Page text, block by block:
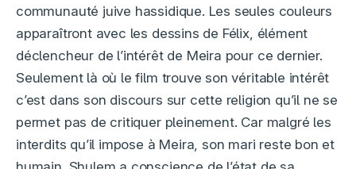
communauté juive hassidique. Les seules couleurs
apparaîtront avec les dessins de Félix, élément
déclencheur de l’intérêt de Meira pour ce dernier.
Seulement là où le film trouve son véritable intérêt
c’est dans son discours sur cette religion qu’il ne se
permet pas de critiquer pleinement. Car malgré les
interdits qu’il impose à Meira, son mari reste bon et